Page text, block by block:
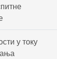
у току